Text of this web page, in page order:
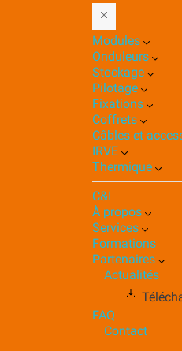
Modules
Onduleurs
Stockage
Pilotage
Fixations
Coffrets
Câbles et
IRVE
Thermique
C&I
À propos
Services
Formations
Partenaires
Actualités
FAQ
Contact